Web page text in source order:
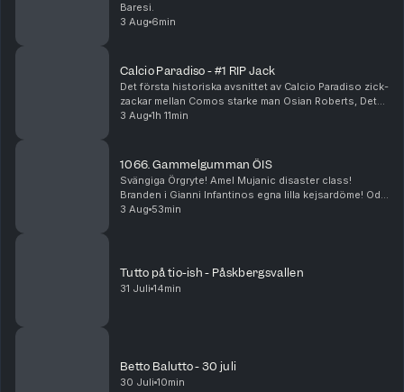
Baresi.
3 Aug 6min
Calcio Paradiso - #1 RIP Jack
Det första historiska avsnittet av Calcio Paradiso zick-
zackar mellan Comos starke man Osian Roberts, Det
Nya Juve, Leaos ickebefintliga dragningskraft,
3 Aug 1h 11min
1066. Gammelgumman ÖIS
Svängiga Örgryte! Amel Mujanic disaster class!
Branden i Gianni Infantinos egna lilla kejsardöme! Ode
till Franco Baresi!
3 Aug 53min
Tutto på tio-ish - Påskbergsvallen
31 Juli 14min
Betto Balutto - 30 juli
30 Juli 10min